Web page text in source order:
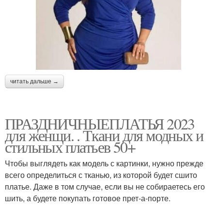
читать дальше →
ПРАЗДНИЧНЫЕПЛАТЬЯ 2023
для женщи. . Ткани для модных и
стильных платьев 50+
Чтобы выглядеть как модель с картинки, нужно прежде
всего определиться с тканью, из которой будет сшито
платье. Даже в том случае, если вы не собираетесь его
шить, а будете покупать готовое прет-а-порте.